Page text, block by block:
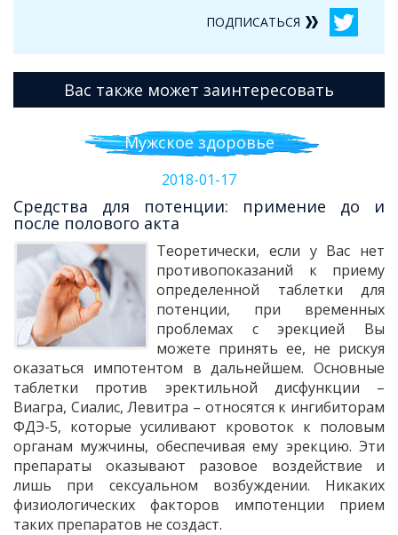
ПОДПИСАТЬСЯ
Вас также может заинтересовать
Мужское здоровье
2018-01-17
Средства для потенции: примение до и
после полового акта
Теоретически, если у Вас нет
противопоказаний к приему
определенной таблетки для
потенции, при временных
проблемах с эрекцией Вы
можете принять ее, не рискуя
оказаться импотентом в дальнейшем. Основные
таблетки против эректильной дисфункции –
Виагра, Сиалис, Левитра – относятся к ингибиторам
ФДЭ-5, которые усиливают кровоток к половым
органам мужчины, обеспечивая ему эрекцию. Эти
препараты оказывают разовое воздействие и
лишь при сексуальном возбуждении. Никаких
физиологических факторов импотенции прием
таких препаратов не создаст.